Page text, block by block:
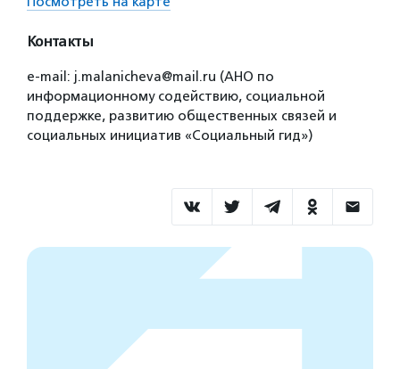
Контакты
e-mail: j.malanicheva@mail.ru (АНО по
информационному содействию, социальной
поддержке, развитию общественных связей и
социальных инициатив «Социальный гид»)